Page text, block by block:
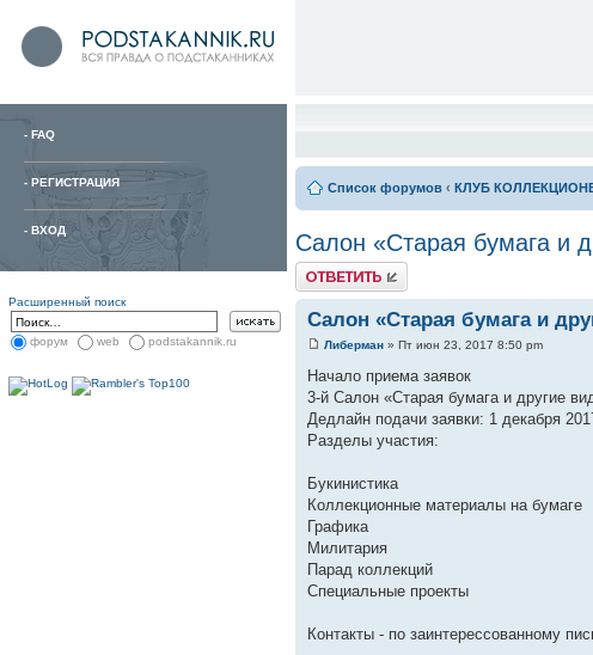
- FAQ
- РЕГИСТРАЦИЯ
- ВХОД
Расширенный поиск
форум web podstakannik.ru
Список форумов ‹ КЛУБ
Салон «Старая бумага и
Салон «Старая бумага и
Либерман » Пт июн 23, 2017 8:50 pm
Начало приема заявок
3-й Салон «Старая бумага и другие
Дедлайн подачи заявки: 1 декабря
Разделы участия:
Букинистика
Коллекционные материалы на бумаге
Графика
Милитария
Парад коллекций
Специальные проекты
Контакты - по заинтерессованному